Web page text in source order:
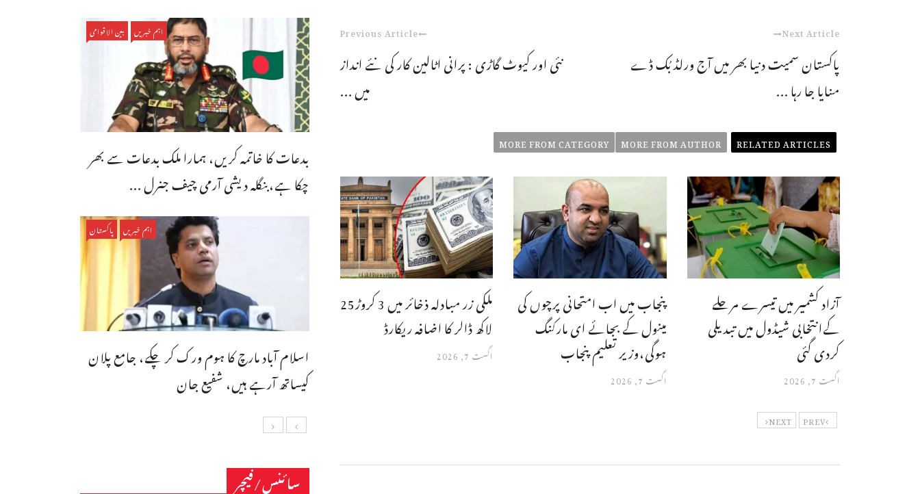
Previous Article
نئی اور کیوٹ گاڑی : پرانی اٹالین کار کی نئے انداز
میں ...
Next Article
پاکستان سمیت دنیا بھر میں آج ورلڈ بُک ڈے
منایا جا رہا ...
RELATED ARTICLES
MORE FROM AUTHOR
MORE FROM CATEGORY
ملکی زر مبادلہ ذخائر میں 3 کروڑ25
لاکھ ڈالر کا اضافہ ریکارڈ
اگست 7, 2026
پنجاب میں اب امتحانی پرچوں کی
مینول کے بجائے ای مارکنگ
ہوگی،وزیر تعلیم پنجاب
اگست 7, 2026
آزاد کشمیر میں تیسرے مرحلے
کےانتخابی شیڈول میں تبدیلی
کردی گئی
اگست 7, 2026
PREV
NEXT
اہم خبریں بین الاقوامی
بدعات کا خاتمہ کریں، ہمارا ملک بدعات سے بھر
چکا ہے،بنگله دیشی آرمی چیف جنرل ...
اہم خبریں پاکستان
اسلام آباد مارچ کا ہوم ورک کر چکے، جامع پلان
کیساتھ آرہے ہیں، شفیع جان
سائنس/فیچر